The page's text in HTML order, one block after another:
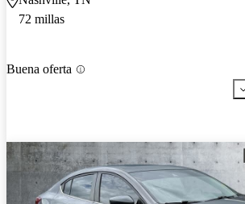
72 millas
Buena oferta